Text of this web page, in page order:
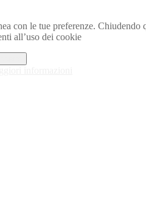
le tue preferenze. Chiudendo
all’uso dei cookie